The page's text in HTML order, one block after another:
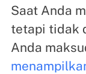
Saat Anda
tetapi tidak
Anda